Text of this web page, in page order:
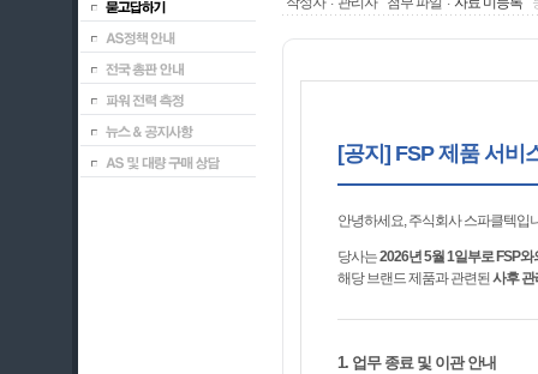
[공지] FSP 제품 서비
안녕하세요, 주식회사 스파클텍입
당사는2026년 5월 1일부로 FSP
해당 브랜드 제품과 관련된 사후 관
1. 업무 종료 및 이관 안내